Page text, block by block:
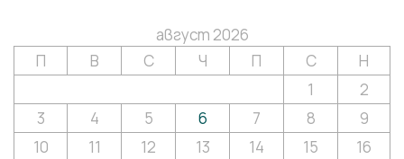
август 2026
П
В С Ч П С
Н
1
2
3
4 5 6 7 8
9
10
11 12 13 14 15
16